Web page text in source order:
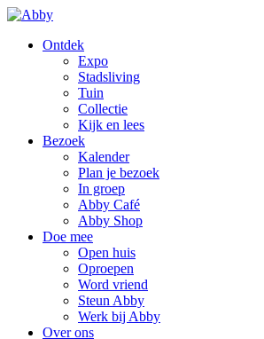
Ontdek
Expo
Stadsliving
Tuin
Collectie
Kijk en lees
Bezoek
Kalender
Plan je bezoek
In groep
Abby Café
Abby Shop
Doe mee
Open huis
Oproepen
Word vriend
Steun Abby
Werk bij Abby
Over ons